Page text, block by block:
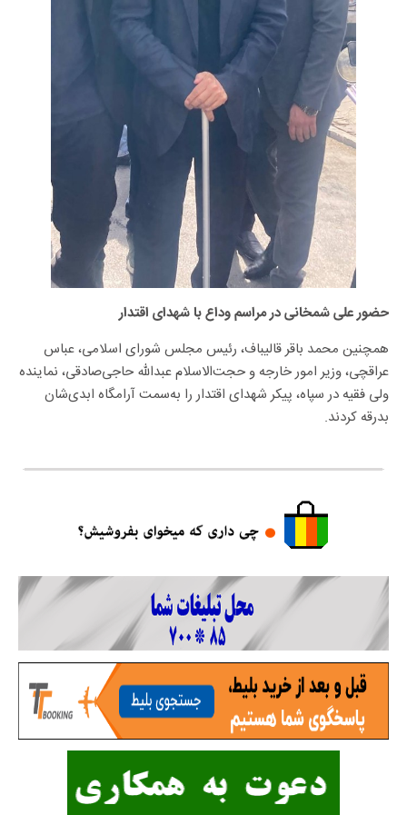
حضور علی شمخانی در مراسم وداع با شهدای اقتدار
همچنین محمد باقر قالیباف، رئیس مجلس شورای اسلامی، عباس
عراقچی، وزیر امور خارجه و حجت‌الاسلام عبدالله حاجی‌صادقی، نماینده
ولی فقیه در سپاه، پیکر شهدای اقتدار را به‌سمت آرامگاه ابدی‌شان
بدرقه کردند.